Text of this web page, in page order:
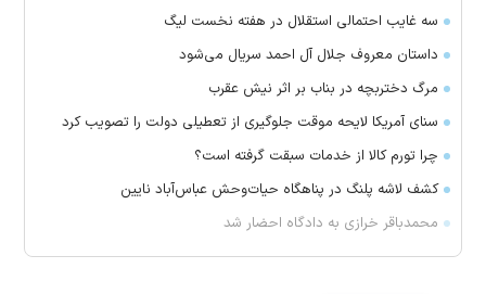
سه غایب احتمالی استقلال در هفته نخست لیگ
داستان معروف جلال آل احمد سریال می‌شود
مرگ دختربچه در بناب بر اثر نیش عقرب
سنای آمریکا لایحه موقت جلوگیری از تعطیلی دولت را تصویب کرد
چرا تورم کالا از خدمات سبقت گرفته است؟
کشف لاشه پلنگ در پناهگاه حیات‌وحش عباس‌آباد نایین
محمدباقر خرازی به دادگاه احضار شد